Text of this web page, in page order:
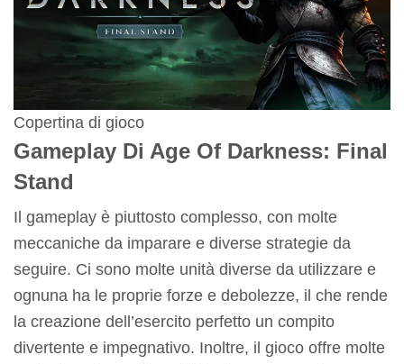
Copertina di gioco
Gameplay Di Age Of Darkness: Final
Stand
Il gameplay è piuttosto complesso, con molte
meccaniche da imparare e diverse strategie da
seguire. Ci sono molte unità diverse da utilizzare e
ognuna ha le proprie forze e debolezze, il che rende
la creazione dell’esercito perfetto un compito
divertente e impegnativo. Inoltre, il gioco offre molte